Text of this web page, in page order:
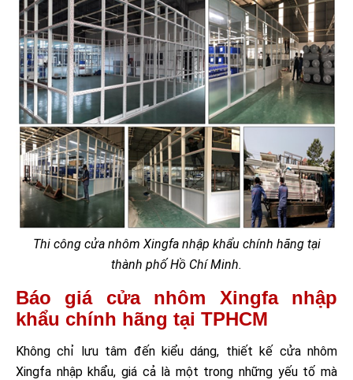
Thi công cửa nhôm Xingfa nhập khẩu chính hãng tại
thành phố Hồ Chí Minh.
Báo giá cửa nhôm Xingfa nhập
khẩu chính hãng tại TPHCM
Không chỉ lưu tâm đến kiểu dáng, thiết kế cửa nhôm
Xingfa nhập khẩu, giá cả là một trong những yếu tố mà